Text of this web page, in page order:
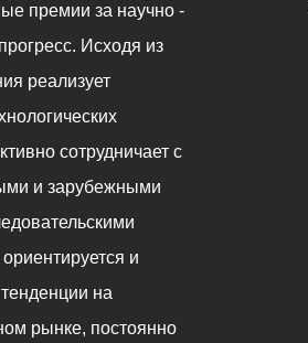
премии за научно -
Исходя из
реализует
сотрудничает с
и зарубежными
и
на
рынке, постоянно